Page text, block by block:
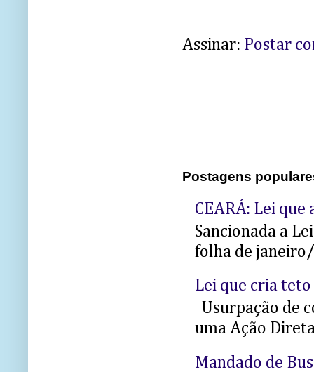
Assinar: Postar
Postagens
CEARÁ: Lei
Sancionada a
folha de
Lei que cria
Usurpação de
uma Ação
Mandado de